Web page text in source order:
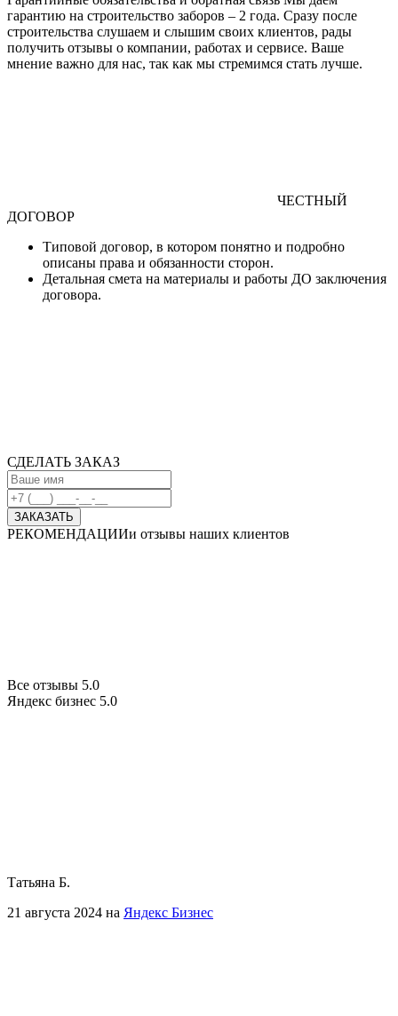
гарантию на строительство заборов – 2 года. Сразу после
строительства слушаем и слышим своих клиентов, рады
получить отзывы о компании, работах и сервисе. Ваше
мнение важно для нас, так как мы стремимся стать лучше.
ЧЕСТНЫЙ
ДОГОВОР
Типовой договор, в котором понятно и подробно
описаны права и обязанности сторон.
Детальная смета на материалы и работы ДО заключения
договора.
СДЕЛАТЬ ЗАКАЗ
РЕКОМЕНДАЦИИи отзывы наших клиентов
Все отзывы 5.0
Яндекс бизнес 5.0
Татьяна Б.
21 августа 2024 на Яндекс Бизнес